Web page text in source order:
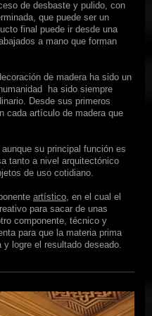
de desbaste y pulido, con
que puede ser un
final puede ir desde una
a mano que forman
de madera ha sido un
ha sido siempre
Desde sus primeros
cada artículo de madera que
su principal función es
tanto a nivel arquitectónico
de uso cotidiano.
artístico, en el cual el
para sacar de unas
componente, técnico y
para que la materia prima
logre el resultado deseado.